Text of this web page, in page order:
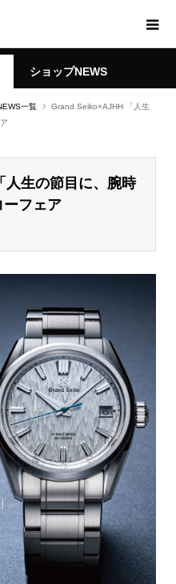
ショップNEWS
一覧
Grand Seiko×AJHH 「人生
生の節目に、腕時
フェア